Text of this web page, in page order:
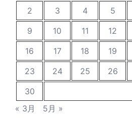
2
3 4 5
9
10 11 12
16
17 18 19
23
24 25 26
30
« 3月
5月 »